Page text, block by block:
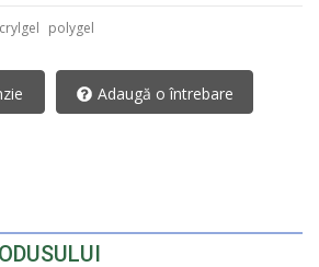
polygel
Adaugă o întrebare